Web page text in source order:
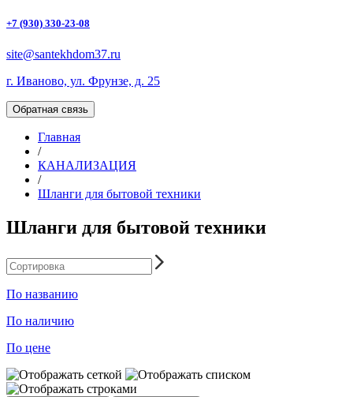
+7 (930) 330-23-08
site@santekhdom37.ru
г. Иваново, ул. Фрунзе, д. 25
Обратная связь
Главная
/
КАНАЛИЗАЦИЯ
/
Шланги для бытовой техники
Шланги для бытовой техники
По названию
По наличию
По цене